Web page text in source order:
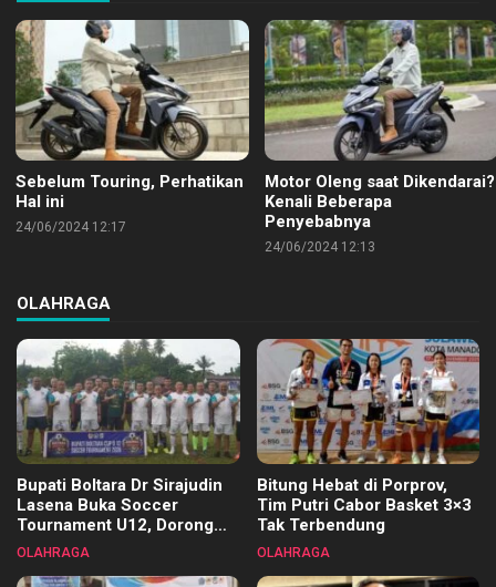
Sebelum Touring, Perhatikan
Hal ini
24/06/2024 12:17
Motor Oleng saat Dikendarai?
Kenali Beberapa
Penyebabnya
24/06/2024 12:13
OLAHRAGA
Bupati Boltara Dr Sirajudin
Lasena Buka Soccer
Tournament U12, Dorong
Pembinaan Merata di Setiap
OLAHRAGA
Bitung Hebat di Porprov,
Tim Putri Cabor Basket 3×3
Tak Terbendung
OLAHRAGA